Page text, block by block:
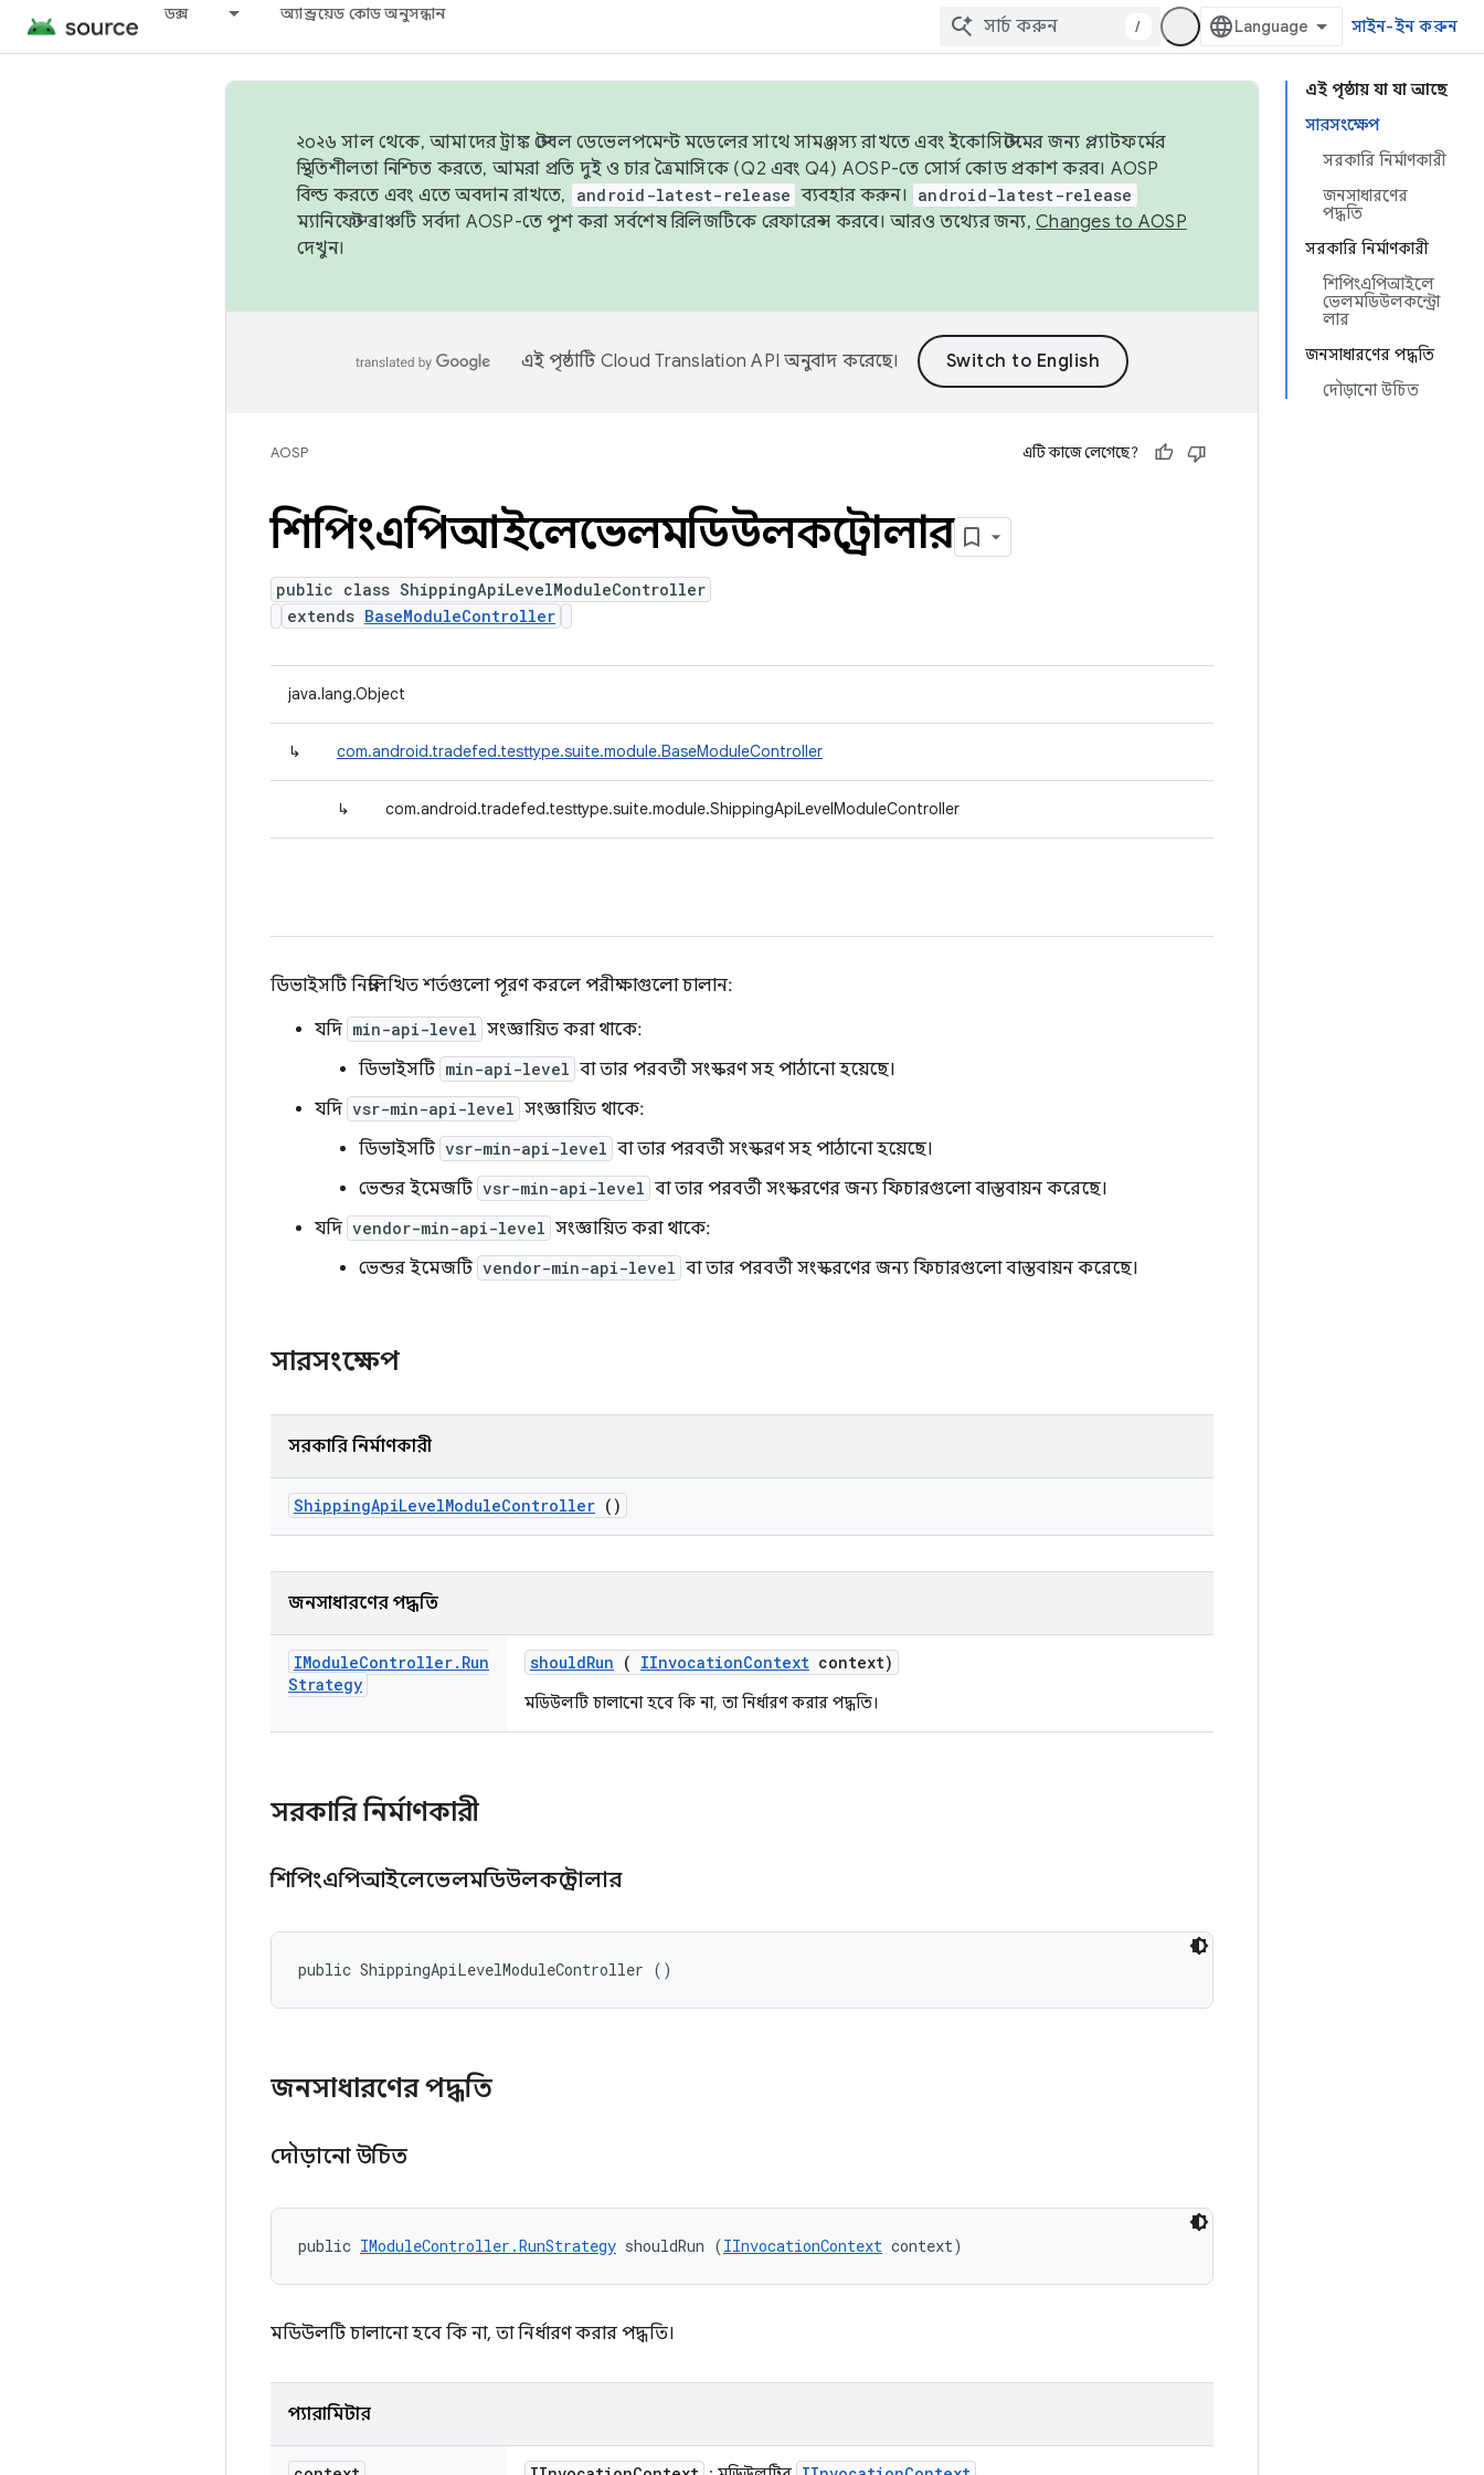
ডক্স অ্যান্ড্রয়েড কোড অনুসন্ধান
/ সাইন-ইন করুন
এই পৃষ্ঠায় যা যা আছে
সারসংক্ষেপ
সরকারি নির্মাণকারী
জনসাধারণের
পদ্ধতি
সরকারি নির্মাণকারী
শিপিংএপিআইলে
ভেলমডিউলকন্ট্রো
লার
জনসাধারণের পদ্ধতি
দৌড়ানো উচিত
২০২৬ সাল থেকে, আমাদের ট্রাঙ্ক স্টেবল ডেভেলপমেন্ট মডেলের সাথে সামঞ্জস্য রাখতে এবং ইকোসিস্টেমের জন্য প্ল্যাটফর্মের
স্থিতিশীলতা নিশ্চিত করতে, আমরা প্রতি দুই ও চার ত্রৈমাসিকে (Q2 এবং Q4) AOSP-তে সোর্স কোড প্রকাশ করব। AOSP
বিল্ড করতে এবং এতে অবদান রাখতে,
android-latest-release ব্যবহার করুন। android-latest-release
ম্যানিফেস্ট ব্রাঞ্চটি সর্বদা AOSP-তে পুশ করা সর্বশেষ রিলিজটিকে রেফারেন্স করবে। আরও তথ্যের জন্য, Changes to AOSP
দেখুন।
এই পৃষ্ঠাটি Cloud Translation API অনুবাদ করেছে।
AOSP এটি কাজে লেগেছে?
শিপিংএপিআইলেভেলমডিউলকন্ট্রোলার
public class ShippingApiLevelModuleController
extends BaseModuleController
java.lang.Object
↳ com.android.tradefed.testtype.suite.module.BaseModuleController
↳ com.android.tradefed.testtype.suite.module.ShippingApiLevelModuleController
ডিভাইসটি নিম্নলিখিত শর্তগুলো পূরণ করলে পরীক্ষাগুলো চালান:
যদি min-api-level সংজ্ঞায়িত করা থাকে:
ডিভাইসটি min-api-level বা তার পরবর্তী সংস্করণ সহ পাঠানো হয়েছে।
যদি vsr-min-api-level সংজ্ঞায়িত থাকে:
ডিভাইসটি vsr-min-api-level বা তার পরবর্তী সংস্করণ সহ পাঠানো হয়েছে।
ভেন্ডর ইমেজটি vsr-min-api-level বা তার পরবর্তী সংস্করণের জন্য ফিচারগুলো বাস্তবায়ন করেছে।
যদি vendor-min-api-level সংজ্ঞায়িত করা থাকে:
ভেন্ডর ইমেজটি vendor-min-api-level বা তার পরবর্তী সংস্করণের জন্য ফিচারগুলো বাস্তবায়ন করেছে।
সারসংক্ষেপ
সরকারি নির্মাণকারী
ShippingApiLevelModuleController ()
জনসাধারণের পদ্ধতি
IModuleController. Run
Strategy
shouldRun ( IInvocationContext context)
মডিউলটি চালানো হবে কি না, তা নির্ধারণ করার পদ্ধতি।
সরকারি নির্মাণকারী
শিপিংএপিআইলেভেলমডিউলকন্ট্রোলার
public ShippingApiLevelModuleController ()
জনসাধারণের পদ্ধতি
দৌড়ানো উচিত
public IModuleController.RunStrategy shouldRun (IInvocationContext context)
মডিউলটি চালানো হবে কি না, তা নির্ধারণ করার পদ্ধতি।
প্যারামিটার